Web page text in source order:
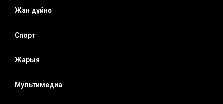
Жан дүйнө
Спорт
Жарыя
Мультимедиа